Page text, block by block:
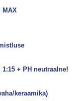
MAX
+ PH neutraalne!
keraamika)